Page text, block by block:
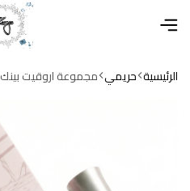
الرئيسية حريمي مجموعة اروقيت بينك